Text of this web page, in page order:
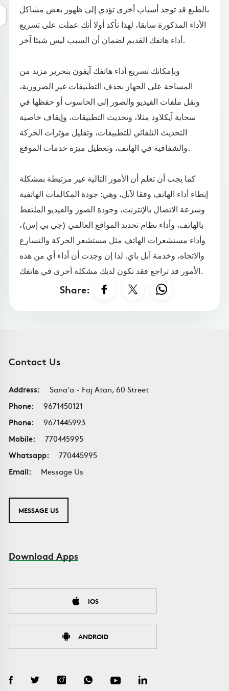
بالطبع قد توجد أسباب أخرى تؤدي إلى ظهور بعض مشاكل
الأداء المذكورة سابقا، لهذا تأكد أولا أنك عملت على تسريع
أداء هاتفك القديم لضمان أن السبب ليس شيئا آخر.
وبإمكانك تسريع أداء هاتفك آيفون بتحرير مزيد من
المساحة على الجهاز بحذف التطبيقات غير الضرورية،
ونقل ملفات الفيديو والصور إلى الحاسوب أو حفظها في
سحابة آيكلاود مثلا، وتحديث التطبيقات، وإيقاف خاصية
التحديث التلقائي للتطبيقات، وتقليل مؤثرات الحركة
والشفافية في الهاتف، وتعطيل ميزة خدمات الموقع.
كما يجب أن تعلم أن الأمور التالية غير مرتبطة بمشكلة
إبطاء أداء الهاتف وفقا لآبل، وهي: جودة المكالمات الهاتفية
وسرعة الاتصال بالإنترنت، وجودة الصور والفيديو الملتقط
بالهاتف، وأداء نظام تحديد المواقع العالمي (جي بي إس)،
وأداء مستشعرات الهاتف مثل مستشعر الحركة والتسارع
والاتجاه، وخدمة آبل باي. لذا إن وجدت أن أداء أي من هذه
الأمور قد تراجع فقد تكون لديك مشكلة أخرى في هاتفك.
Share:
Contact Us
Address:
Sana'a - Faj Atan, 60 Street
Phone:
9671450121
Phone:
9671445993
Mobile:
770445995
Whatsapp:
770445995
Email:
Message Us
MESSAGE US
Download Apps
IOS
ANDROID